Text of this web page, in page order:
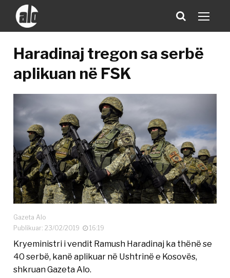
Haradinaj tregon sa serbë
aplikuan në FSK
Gazeta Alo
Publikuar: 23/02/2019
16:19
Kryeministri i vendit Ramush Haradinaj ka thënë se
40 serbë, kanë aplikuar në Ushtrinë e Kosovës,
shkruan Gazeta Alo.